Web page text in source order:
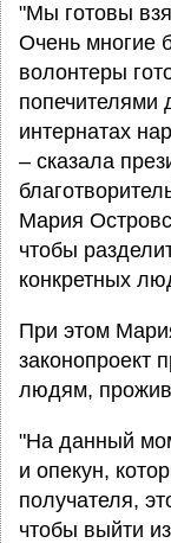
"Мы готовы
Очень многие
волонтеры
интернатах
– сказала
Мария
чтобы
конкретных
При этом
законопроект
людям,
"На данный
и опекун,
получателя,
чтобы выйти